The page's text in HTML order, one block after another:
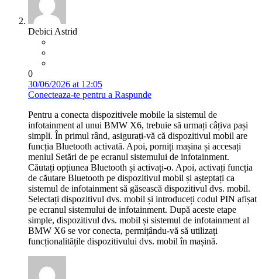
Debici Astrid
0
30/06/2026 at 12:05
Conecteaza-te pentru a Raspunde
Pentru a conecta dispozitivele mobile la sistemul de
infotainment al unui BMW X6, trebuie să urmați câțiva pași
simpli. În primul rând, asigurați-vă că dispozitivul mobil are
funcția Bluetooth activată. Apoi, porniți mașina și accesați
meniul Setări de pe ecranul sistemului de infotainment.
Căutați opțiunea Bluetooth și activați-o. Apoi, activați funcția
de căutare Bluetooth pe dispozitivul mobil și așteptați ca
sistemul de infotainment să găsească dispozitivul dvs. mobil.
Selectați dispozitivul dvs. mobil și introduceți codul PIN afișat
pe ecranul sistemului de infotainment. După aceste etape
simple, dispozitivul dvs. mobil și sistemul de infotainment al
BMW X6 se vor conecta, permițându-vă să utilizați
funcționalitățile dispozitivului dvs. mobil în mașină.